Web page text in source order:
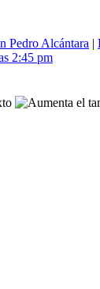
Pedro Alcántara |
2:45 pm